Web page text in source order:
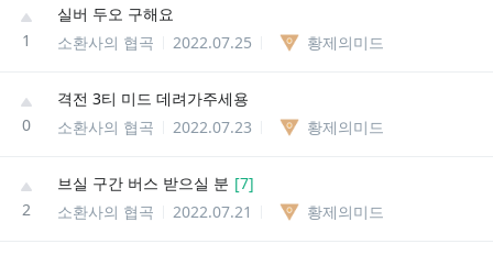
1
실버 두오 구해요
소환사의 협곡
2022.07.25 황제의미드
0
격전 3티 미드 데려가주세용
소환사의 협곡
2022.07.23 황제의미드
2
브실 구간 버스 받으실 분 [7]
소환사의 협곡
2022.07.21 황제의미드